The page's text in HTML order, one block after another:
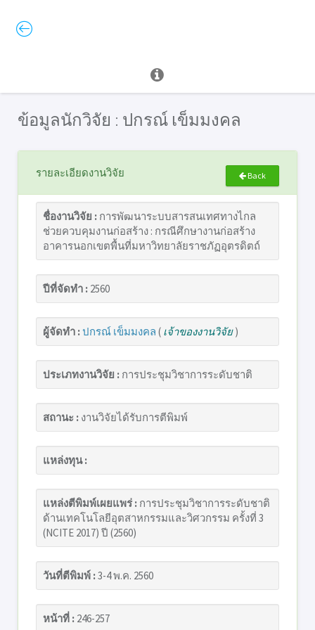
ข้อมูลนักวิจัย : ปกรณ์ เข็มมงคล
รายละเอียดงานวิจัย Back
ชื่องานวิจัย : การพัฒนาระบบสารสนเทศทางไกล
ช่วยควบคุมงานก่อสร้าง : กรณีศึกษางานก่อสร้าง
อาคารนอกเขตพื้นที่มหาวิทยาลัยราชภัฏอุตรดิตถ์
ปีที่จัดทำ : 2560
ผู้จัดทำ :ปกรณ์ เข็มมงคล ( เจ้าของงานวิจัย)
ประเภทงานวิจัย : การประชุมวิชาการระดับชาติ
สถานะ : งานวิจัยได้รับการตีพิมพ์
แหล่งทุน :
แหล่งตีพิมพ์เผยแพร่ : การประชุมวิชาการระดับชาติ
ด้านเทคโนโลยีอุตสาหกรรมและวิศวกรรม ครั้งที่ 3
(NCITE 2017) ปี (2560)
วันที่ตีพิมพ์ :3-4 พ.ค. 2560
หน้าที่ : 246-257